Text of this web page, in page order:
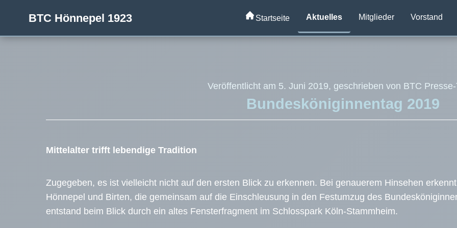
BTC Hönnepel 1923 Startseite Aktuelles Mitglieder Vorstand
Veröffentlicht am 5. Juni 2019, geschrieben von BTC Presse-
Bundesköniginnentag 2019
Mittelalter trifft lebendige Tradition
Zugegeben, es ist vielleicht nicht auf den ersten Blick zu erkennen. Bei genauerem Hinsehen
Hönnepel und Birten, die gemeinsam auf die Einschleusung in den Festumzug des
entstand beim Blick durch ein altes Fensterfragment im Schlosspark Köln-Stammheim.